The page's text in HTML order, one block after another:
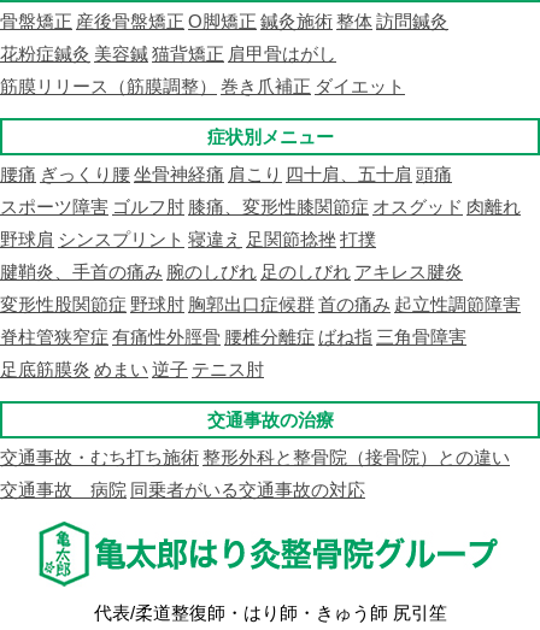
骨盤矯正 産後骨盤矯正 O脚矯正 鍼灸施術整体訪問鍼灸
花粉症鍼灸 美容鍼猫背矯正 肩甲骨はがし
筋膜リリース（筋膜調整）
巻き爪補正 ダイエット
症状別メニュー
腰痛 ぎっくり腰坐骨神経痛 肩こり 四十肩、五十肩 頭痛
スポーツ障害 ゴルフ肘 膝痛、変形性膝関節症 オスグッド 肉離れ
野球肩 シンスプリント 寝違え 足関節捻挫打撲
腱鞘炎、手首の痛み 腕のしびれ 足のしびれ アキレス腱炎
変形性股関節症 野球肘 胸郭出口症候群首の痛み 起立性調節障害
脊柱管狭窄症 有痛性外脛骨 腰椎分離症 ばね指 三角骨障害
足底筋膜炎 めまい 逆子 テニス肘
交通事故の治療
交通事故・むち打ち施術整形外科と整骨院（接骨院）との違い
交通事故 病院 同乗者がいる交通事故の対応
代表/柔道整復師・はり師・きゅう師 尻引笙